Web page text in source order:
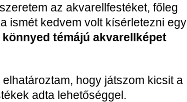
az akvarellfestéket, főleg
ismét kedvem volt kísérletezni egy
könnyed témájú akvarellképet
hogy játszom kicsit a
adta lehetőséggel.